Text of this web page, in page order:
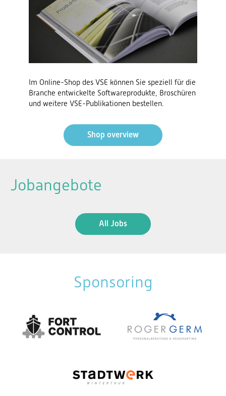
Im Online-Shop des VSE können Sie speziell für die
Branche entwickelte Softwareprodukte, Broschüren
und weitere VSE-Publikationen bestellen.
Shop overview
Jobangebote
All Jobs
Sponsoring